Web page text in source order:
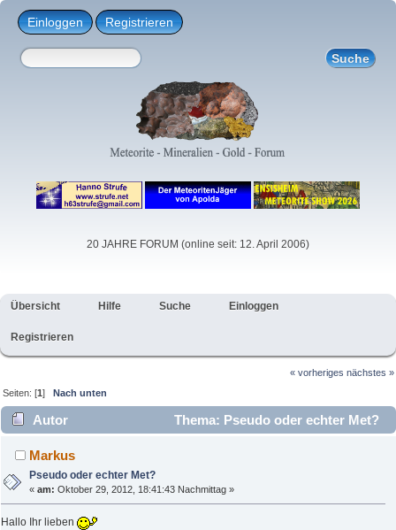
Einloggen Registrieren
20 JAHRE FORUM (online seit: 12. April 2006)
Übersicht Hilfe Suche Einloggen
Registrieren
« vorheriges nächstes »
Seiten: [1]Nach unten
Autor
Thema: Pseudo oder echter Met?
(Gelesen 5025 mal)
Markus
Pseudo oder echter Met?
«am: Oktober 29, 2012, 18:41:43 Nachmittag »
Hallo Ihr lieben